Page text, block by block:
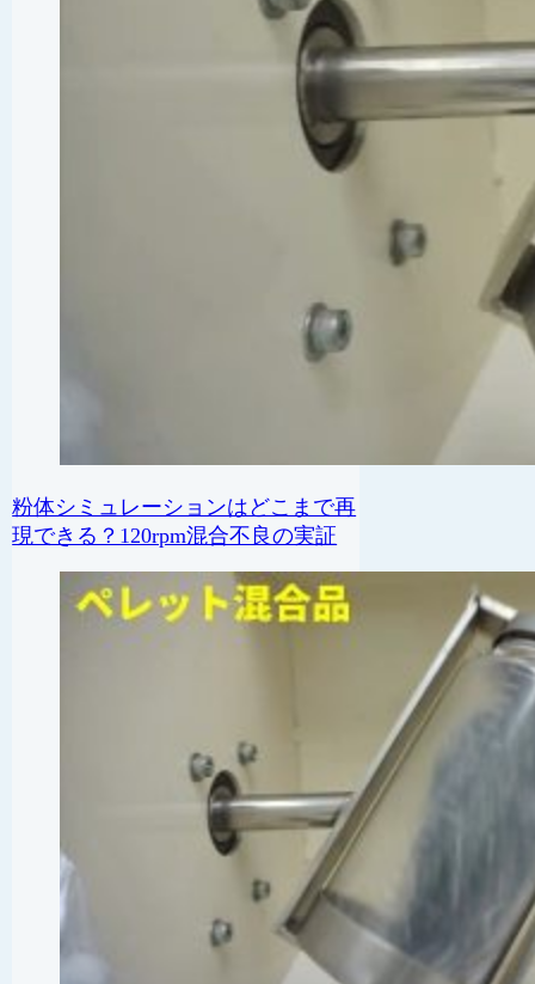
粉体シミュレーションはどこまで再
現できる？120rpm混合不良の実証